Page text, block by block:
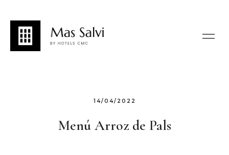
14/04/2022
Menú Arroz de Pals